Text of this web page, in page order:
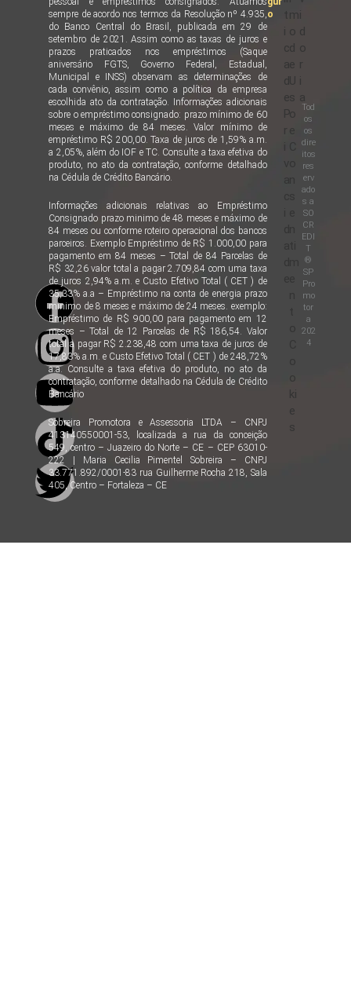
sempre de acordo nos termos da Resolução nº 4.935,
do Banco Central do Brasil, publicada em 29 de
setembro de 2021. Assim como as taxas de juros e
prazos praticados nos empréstimos (Saque
aniversário FGTS, Governo Federal, Estadual,
Municipal e INSS) observam as determinações de
cada convênio, assim como a política da empresa
escolhida ato da contratação. Informações adicionais
sobre o empréstimo consignado: prazo mínimo de 60
meses e máximo de 84 meses. Valor mínimo de
empréstimo R$ 200,00. Taxa de juros de 1,59% a.m.
a 2,05%, além do IOF e TC. Consulte a taxa efetiva do
produto, no ato da contratação, conforme detalhado
na Cédula de Crédito Bancário.
Informações adicionais relativas ao Empréstimo
Consignado prazo minimo de 48 meses e máximo de
84 meses ou conforme roteiro operacional dos bancos
parceiros. Exemplo Empréstimo de R$ 1.000,00 para
pagamento em 84 meses – Total de 84 Parcelas de
R$ 32,26 valor total a pagar 2.709,84 com uma taxa
de juros 2,94% a.m. e Custo Efetivo Total ( CET ) de
35,33% a.a – Empréstimo na conta de energia prazo
minimo de 8 meses e máximo de 24 meses. exemplo:
Empréstimo de R$ 900,00 para pagamento em 12
meses – Total de 12 Parcelas de R$ 186,54. Valor
total a pagar R$ 2.238,48 com uma taxa de juros de
17,83% a.m. e Custo Efetivo Total ( CET ) de 248,72%
a.a. Consulte a taxa efetiva do produto, no ato da
contratação, conforme detalhado na Cédula de Crédito
Bancário
Sobreira Promotora e Assessoria LTDA – CNPJ
413140550001-53, localizada a rua da conceição
549, centro – Juazeiro do Norte – CE – CEP 63010-
222 | Maria Cecilia Pimentel Sobreira – CNPJ
33.771.892/0001-83 rua Guilherme Rocha 218, Sala
405, Centro – Fortaleza – CE
o
i
c
a
d
e
P
r
m
o
d
e
U
s
o
e
o
ki
e
s
i
d
o
r
i
a
Tod
os
os
dire
itos
res
erv
ado
s a
SO
CR
EDI
T
®
SP
Pro
mo
tor
a
202
4